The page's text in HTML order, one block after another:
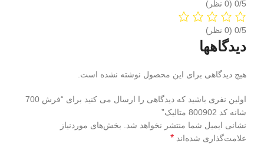
‫0/5
‫0/5
دیدگاهها
هیچ دیدگاهی برای این محصول نوشته نشده است.
اولین نفری باشید که دیدگاهی را ارسال می کنید برای “فرش 700
شانه کد 800902 متالیک”
نشانی ایمیل شما منتشر نخواهد شد.
بخش‌های موردنیاز
علامت‌گذاری شده‌اند *